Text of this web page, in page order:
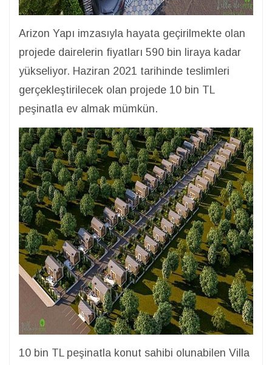
Arizon Yapı imzasıyla hayata geçirilmekte olan
projede dairelerin fiyatları 590 bin liraya kadar
yükseliyor. Haziran 2021 tarihinde teslimleri
gerçekleştirilecek olan projede 10 bin TL
peşinatla ev almak mümkün.
10 bin TL peşinatla konut sahibi olunabilen Villa